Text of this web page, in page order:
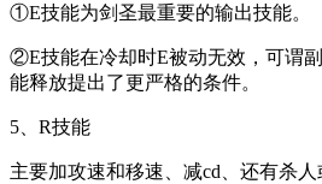
①E技能为剑圣最重要的输出技能。
②E技能在冷却时E被动无效，可谓
能释放提出了更严格的条件。
5、R技能
主要加攻速和移速、减cd、还有杀